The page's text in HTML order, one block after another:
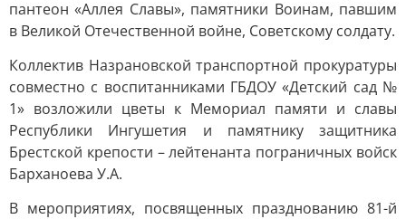
пантеон «Аллея Славы», памятники Воинам, павшим
в Великой Отечественной войне, Советскому солдату.
Коллектив Назрановской транспортной прокуратуры
совместно с воспитанниками ГБДОУ «Детский сад №
1» возложили цветы к Мемориал памяти и славы
Республики Ингушетия и памятнику защитника
Брестской крепости – лейтенанта пограничных войск
Барханоева У.А.
В мероприятиях, посвященных празднованию 81-й